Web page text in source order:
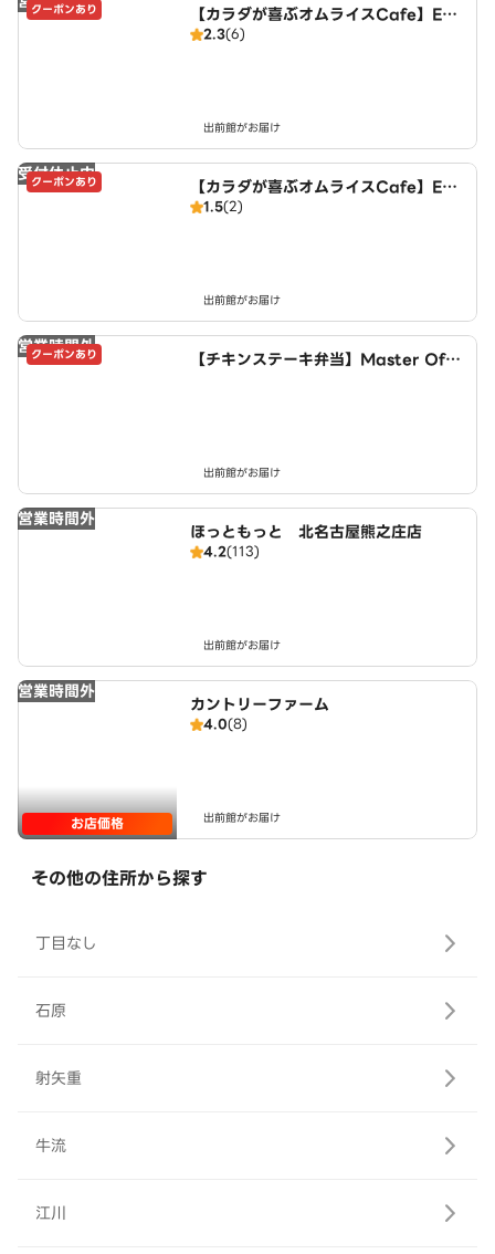
クーポンあり
【カラダが喜ぶオムライスCafe】Egg
House～豊山店～
2.3(6)
出前館がお届け
受付休止中
クーポンあり
【カラダが喜ぶオムライスCafe】Egg
House～夕凪クラブ店～
1.5(2)
出前館がお届け
営業時間外
クーポンあり
【チキンステーキ弁当】Master Of C
出前館がお届け
営業時間外
ほっともっと 北名古屋熊之庄店
4.2(113)
出前館がお届け
営業時間外
お店価格
カントリーファーム
4.0(8)
出前館がお届け
その他の住所から探す
丁目なし
石原
射矢重
牛流
江川